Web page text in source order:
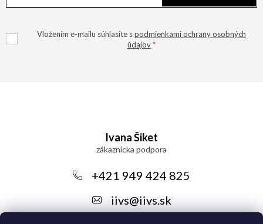
Vložením e-mailu súhlasíte spodmienkami ochrany osobných
údajov
i
Ivana Šiket
+421 949 424 825
iivs@iivs.sk